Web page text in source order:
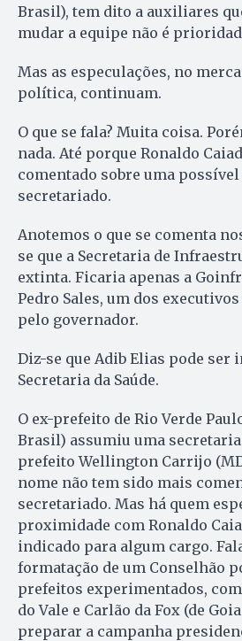
Brasil), tem dito a auxiliares
mudar a equipe não é
Mas as especulações, no
política, continuam.
O que se fala? Muita coisa.
nada. Até porque Ronaldo
comentado sobre uma
secretariado.
Anotemos o que se comenta
se que a Secretaria de
extinta. Ficaria apenas a
Pedro Sales, um dos
pelo governador.
Diz-se que Adib Elias pode ser
Secretaria da Saúde.
O ex-prefeito de Rio Verde
Brasil) assumiu uma secretaria
prefeito Wellington Carrijo
nome não tem sido mais
secretariado. Mas há quem
proximidade com Ronaldo
indicado para algum cargo.
formatação de um Conselhão
prefeitos experimentados,
do Vale e Carlão da Fox (de
preparar a campanha